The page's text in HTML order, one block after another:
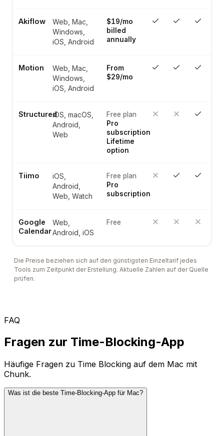
Akiflow
Web, Mac,
Windows,
iOS, Android
$19/mo
billed
annually
Motion
Web, Mac,
Windows,
iOS, Android
From
$29/mo
StructurediOS, macOS,
Android,
Web
Free plan
Pro
subscription
Lifetime
option
Tiimo
iOS,
Android,
Web, Watch
Free plan
Pro
subscription
Google
Calendar
Web,
Android, iOS
Free
Die Preise beziehen sich auf den günstigsten Einzeltarif jedes
Tools zum Zeitpunkt der Erstellung. Aktuelle Zahlen auf der Quelle
prüfen.
FAQ
Fragen zur Time-Blocking-App
Häufige Fragen zu Time Blocking auf dem Mac mit
Chunk.
Was ist die beste Time-Blocking-App für Mac?